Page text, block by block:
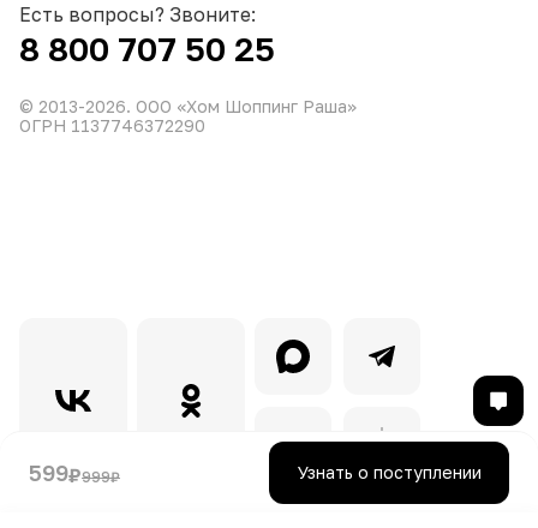
599₽999₽ Узнать о поступлении
Есть вопросы? Звоните:
8 800 707 50 25
© 2013-2026. ООО «Хом Шоппинг Раша»
ОГРН 1137746372290